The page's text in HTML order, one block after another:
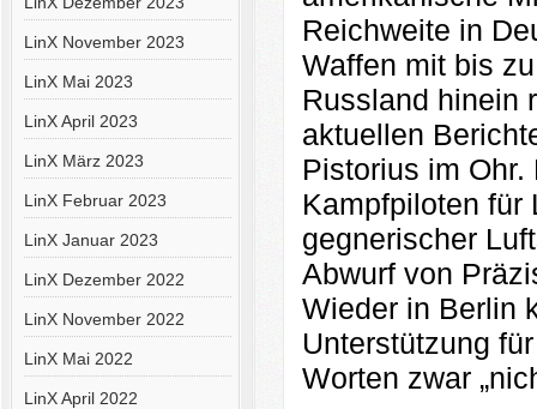
LinX November 2023
LinX Mai 2023
LinX April 2023
LinX März 2023
LinX Februar 2023
LinX Januar 2023
LinX Dezember 2022
LinX November 2022
LinX Mai 2022
LinX April 2022
Reichweite in
Waffen mit bis
Russland hinein
aktuellen
Pistorius im Ohr.
Kampfpiloten für
gegnerischer
Abwurf von
Wieder in Berlin
Unterstützung
Worten zwar